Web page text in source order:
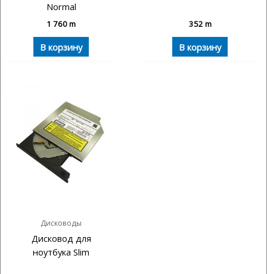
Normal
1 760m
В корзину
352 m
В корзину
Дисководы
Дисковод для
ноутбука Slim